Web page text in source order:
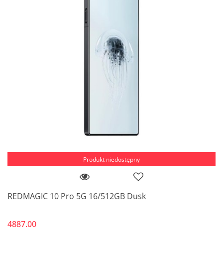
Produkt niedostępny
REDMAGIC 10 Pro 5G 16/512GB Dusk
4887.00